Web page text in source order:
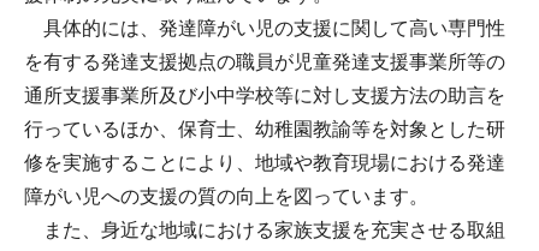
具体的には、発達障がい児の支援に関して高い専門性
を有する発達支援拠点の職員が児童発達支援事業所等の
通所支援事業所及び小中学校等に対し支援方法の助言を
行っているほか、保育士、幼稚園教諭等を対象とした研
修を実施することにより、地域や教育現場における発達
障がい児への支援の質の向上を図っています。
また、身近な地域における家族支援を充実させる取組